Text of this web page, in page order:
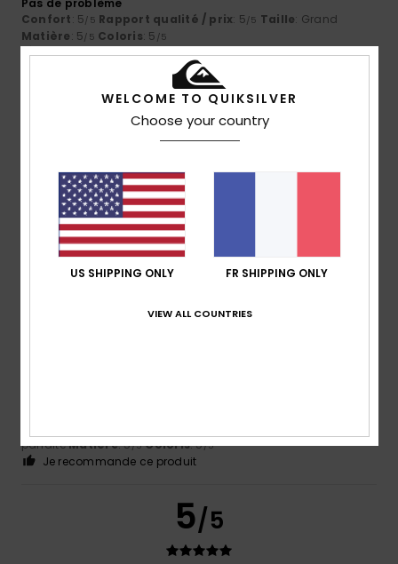
Confort: 5/5 Rapport qualité / prix: 5/5 Taille: Grand
Matière: 5/5 Coloris: 5 /5
Je recommande ce produit
5/5
7 février 2026
Taille grand
Confort: 5/5 Rapport qualité / prix
Matière: 5/5 Coloris: 3/5
Je recommande ce produit
5/5
parfaiteMatière: 5/5 Coloris: 5/5
Je recommande ce produit
5/5
WELCOME TO QUIKSILVER
Choose your country
US SHIPPING ONLY FR SHIPPING ONLY
VIEW ALL COUNTRIES